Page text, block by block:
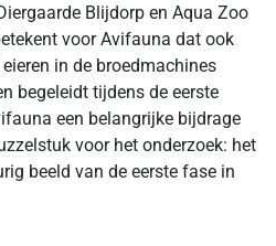
Blijdorp en Aqua Zoo
voor Avifauna dat ook
in de broedmachines
begeleidt tijdens de eerste
een belangrijke bijdrage
voor het onderzoek: het
beeld van de eerste fase in